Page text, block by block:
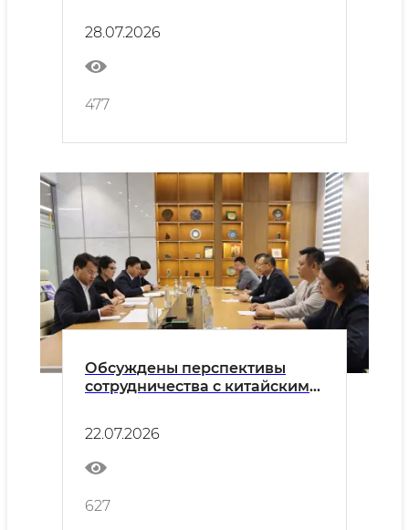
цифровой трансформации
отрасли
28.07.2026
477
Обсуждены перспективы
сотрудничества с китайскими
22.07.2026
627